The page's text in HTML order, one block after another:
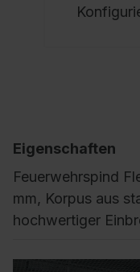
Eigenschaften
Feuerwehrspind
mm, Korpus aus
hochwertiger